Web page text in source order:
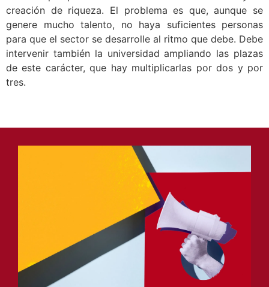
creación de riqueza. El problema es que, aunque se
genere mucho talento, no haya suficientes personas
para que el sector se desarrolle al ritmo que debe. Debe
intervenir también la universidad ampliando las plazas
de este carácter, que hay multiplicarlas por dos y por
tres.